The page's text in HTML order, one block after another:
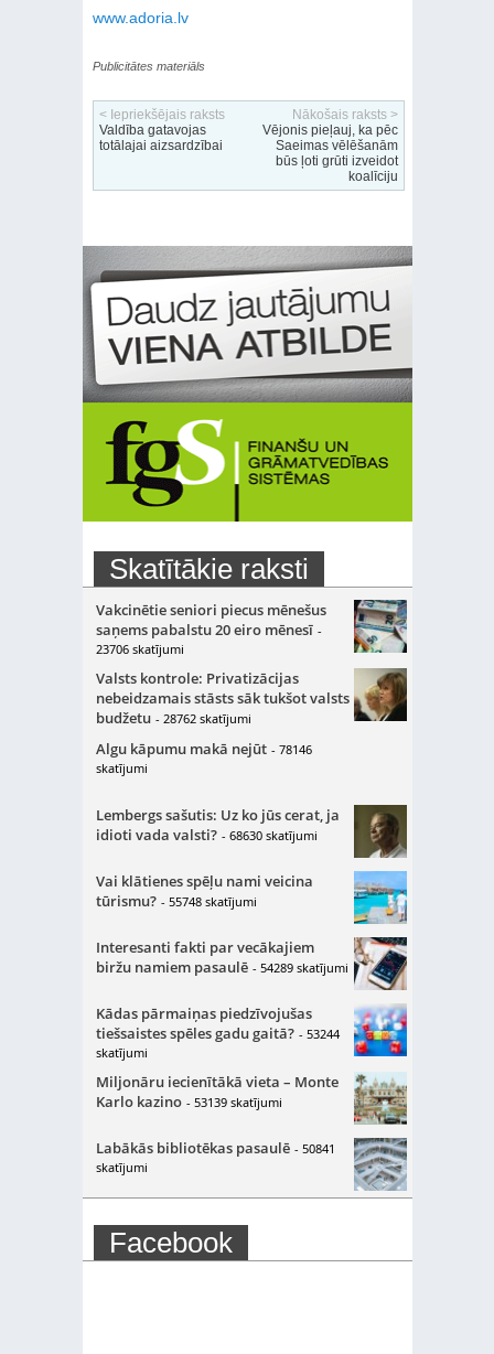
www.adoria.lv
Publicitātes materiāls
< Iepriekšējais raksts
Valdība gatavojas
totālajai aizsardzībai
Nākošais raksts >
Vējonis pieļauj, ka pēc
Saeimas vēlēšanām
būs ļoti grūti izveidot
koalīciju
Skatītākie raksti
Vakcinētie seniori piecus mēnešus
saņems pabalstu 20 eiro mēnesī -
23706 skatījumi
Valsts kontrole: Privatizācijas
nebeidzamais stāsts sāk tukšot valsts
budžetu - 28762 skatījumi
Algu kāpumu makā nejūt - 78146
skatījumi
Lembergs sašutis: Uz ko jūs cerat, ja
idioti vada valsti? - 68630 skatījumi
Vai klātienes spēļu nami veicina
tūrismu? - 55748 skatījumi
Interesanti fakti par vecākajiem
biržu namiem pasaulē - 54289 skatījumi
Kādas pārmaiņas piedzīvojušas
tiešsaistes spēles gadu gaitā? - 53244
skatījumi
Miljonāru iecienītākā vieta – Monte
Karlo kazino - 53139 skatījumi
Labākās bibliotēkas pasaulē - 50841
skatījumi
Facebook